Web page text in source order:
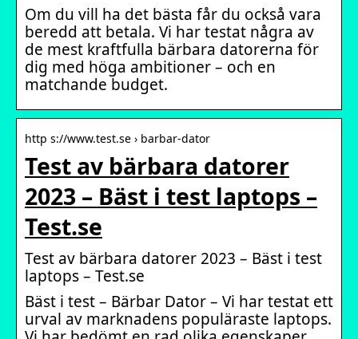
Om du vill ha det bästa får du också vara
beredd att betala. Vi har testat några av
de mest kraftfulla bärbara datorerna för
dig med höga ambitioner – och en
matchande budget.
http s://www.test.se › barbar-dator
Test av bärbara datorer
2023 – Bäst i test laptops –
Test.se
Test av bärbara datorer 2023 – Bäst i test
laptops – Test.se
Bäst i test – Bärbar Dator – Vi har testat ett
urval av marknadens populäraste laptops.